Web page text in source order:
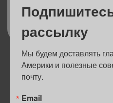
РАБОТА И БИЗНЕС
ЖИЛЬЕ
ОБРАЗОВАНИЕ
рассылку
Мы будем доставлять
Америки и полезные
почту.
Email